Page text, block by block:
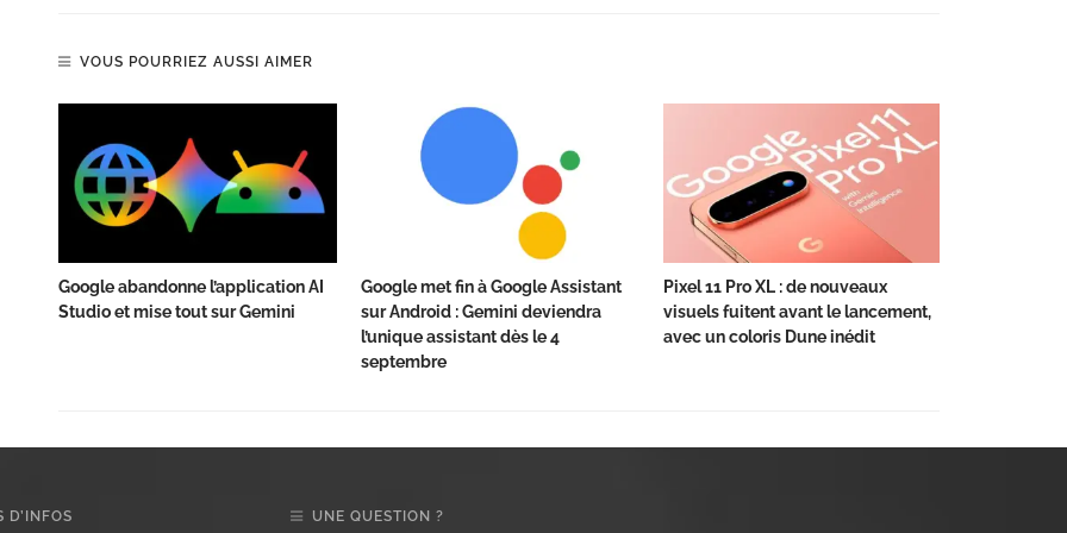
VOUS POURRIEZ AUSSI AIMER
Google abandonne l’application AI
Studio et mise tout sur Gemini
Google met fin à Google Assistant
sur Android : Gemini deviendra
l’unique assistant dès le 4
septembre
Pixel 11 Pro XL : de nouveaux
visuels fuitent avant le lancement,
avec un coloris Dune inédit
D’INFOS UNE QUESTION ?